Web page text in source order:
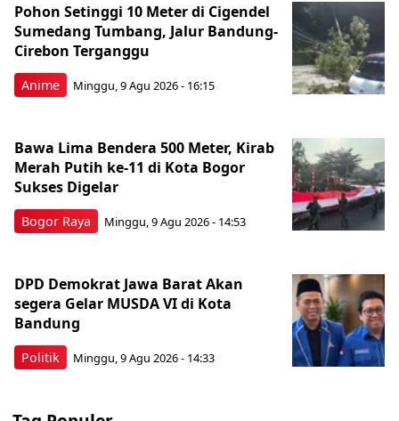
Anime
Pohon Setinggi 10 Meter di Cigendel
Sumedang Tumbang, Jalur Bandung-
Cirebon Terganggu
Minggu, 9 Agu 2026 - 16:15
Bogor Raya
Bawa Lima Bendera 500 Meter, Kirab
Merah Putih ke-11 di Kota Bogor
Sukses Digelar
Minggu, 9 Agu 2026 - 14:53
Politik
DPD Demokrat Jawa Barat Akan
segera Gelar MUSDA VI di Kota
Bandung
Minggu, 9 Agu 2026 - 14:33